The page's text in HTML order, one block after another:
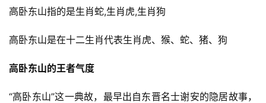
高卧东山指的是生肖蛇,生肖虎,生肖狗
高卧东山是在十二生肖代表生肖虎、猴、蛇、猪、狗
高卧东山的王者气度
“高卧东山”这一典故，最早出自东晋名士谢安的隐居故事，